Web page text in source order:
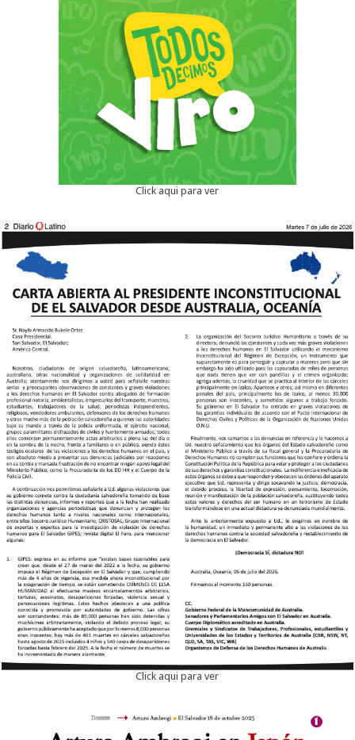
Click aqui para ver
Click aqui para ver